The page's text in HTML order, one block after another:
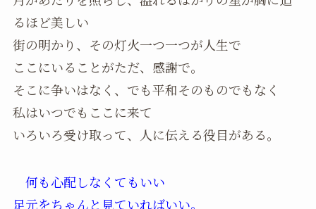
るほど美しい
街の明かり、その灯火一つ一つが人生で
ここにいることがただ、感謝で。
そこに争いはなく、でも平和そのものでもなく
私はいつでもここに来て
いろいろ受け取って、人に伝える役目がある。
何も心配しなくてもいい
足元をちゃんと見ていればいい。